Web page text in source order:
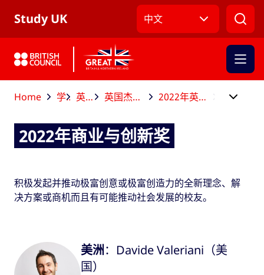
Study UK 中文
Home 学业结束后 英国杰出校友大奖 英国杰出校友大奖获奖者和决赛入围者 2022年英国杰出校友大奖获奖者和决赛入围者
2022年商业与创新奖
积极发起并推动极富创意或极富创造力的全新理念、解
决方案或商机而且有可能推动社会发展的校友。
美洲：Davide Valeriani（美
国）